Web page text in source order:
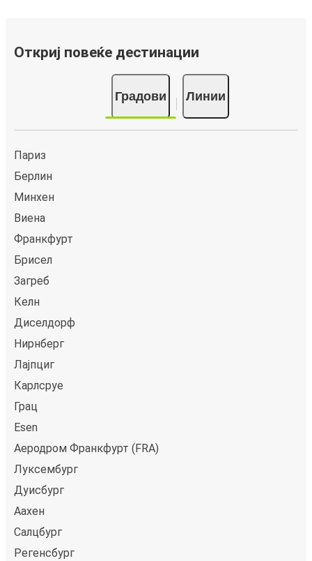
Откриј повеќе дестинации
Градови Линии
Париз
Берлин
Минхен
Виена
Франкфурт
Брисел
Загреб
Келн
Диселдорф
Нирнберг
Лајпциг
Карлсруе
Грац
Esen
Аеродром Франкфурт (FRA)
Луксембург
Дуисбург
Аахен
Салцбург
Регенсбург